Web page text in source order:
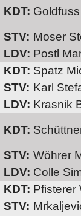
KDT: Goldfuss
STV: Moser
LDV: Postl
KDT: Spatz
STV: Karl
LDV: Krasnik
KDT:
STV: Wöhrer
LDV: Colle
KDT: Pfisterer
STV: